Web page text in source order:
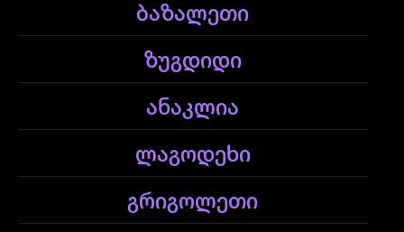
ბაზალეთი
ზუგდიდი
ანაკლია
ლაგოდეხი
გრიგოლეთი